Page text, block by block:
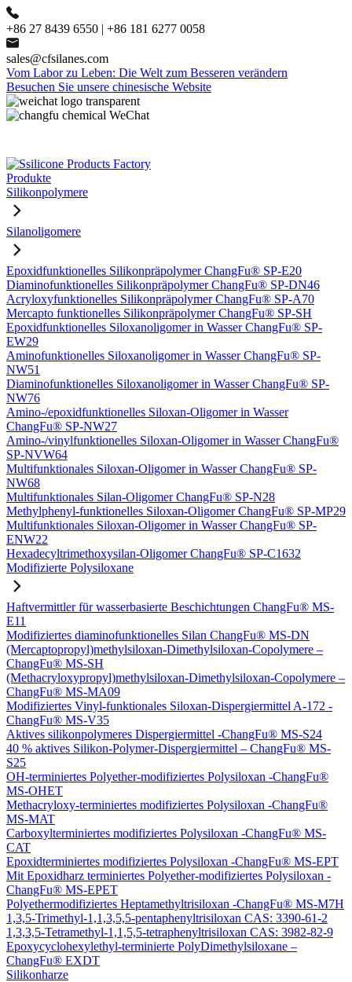
+86 27 8439 6550 | +86 181 6277 0058
sales@cfsilanes.com
Vom Labor zu Leben: Die Welt zum Besseren verändern
Besuchen Sie unsere chinesische Website
Produkte
Silikonpolymere
Silanoligomere
Epoxidfunktionelles Silikonpräpolymer ChangFu® SP-E20
Diaminofunktionelles Silikonpräpolymer ChangFu® SP-DN46
Acryloxyfunktionelles Silikonpräpolymer ChangFu® SP-A70
Mercapto funktionelles Silikonpräpolymer ChangFu® SP-SH
Epoxidfunktionelles Siloxanoligomer in Wasser ChangFu® SP-
EW29
Aminofunktionelles Siloxanoligomer in Wasser ChangFu® SP-
NW51
Diaminofunktionelles Siloxanoligomer in Wasser ChangFu® SP-
NW76
Amino-/epoxidfunktionelles Siloxan-Oligomer in Wasser
ChangFu® SP-NW27
Amino-/vinylfunktionelles Siloxan-Oligomer in Wasser ChangFu®
SP-NVW64
Multifunktionales Siloxan-Oligomer in Wasser ChangFu® SP-
NW68
Multifunktionales Silan-Oligomer ChangFu® SP-N28
Methylphenyl-funktionelles Siloxan-Oligomer ChangFu® SP-MP29
Multifunktionales Siloxan-Oligomer in Wasser ChangFu® SP-
ENW22
Hexadecyltrimethoxysilan-Oligomer ChangFu® SP-C1632
Modifizierte Polysiloxane
Haftvermittler für wasserbasierte Beschichtungen ChangFu® MS-
E11
Modifiziertes diaminofunktionelles Silan ChangFu® MS-DN
(Mercaptopropyl)methylsiloxan-Dimethylsiloxan-Copolymere –
ChangFu® MS-SH
(Methacryloxypropyl)methylsiloxan-Dimethylsiloxan-Copolymere –
ChangFu® MS-MA09
Modifiziertes Vinyl-funktionales Siloxan-Dispergiermittel A-172 -
ChangFu® MS-V35
Aktives silikonpolymeres Dispergiermittel -ChangFu® MS-S24
40 % aktives Silikon-Polymer-Dispergiermittel – ChangFu® MS-
S25
OH-terminiertes Polyether-modifiziertes Polysiloxan -ChangFu®
MS-OHET
Methacryloxy-terminiertes modifiziertes Polysiloxan -ChangFu®
MS-MAT
Carboxylterminiertes modifiziertes Polysiloxan -ChangFu® MS-
CAT
Epoxidterminiertes modifiziertes Polysiloxan -ChangFu® MS-EPT
Mit Epoxidharz terminiertes Polyether-modifiziertes Polysiloxan -
ChangFu® MS-EPET
Polyethermodifiziertes Heptamethyltrisiloxan -ChangFu® MS-M7H
1,3,5-Trimethyl-1,1,3,5,5-pentaphenyltrisiloxan CAS: 3390-61-2
1,3,3,5-Tetramethyl-1,1,5,5-tetraphenyltrisiloxan CAS: 3982-82-9
Epoxycyclohexylethyl-terminierte PolyDimethylsiloxane –
ChangFu® EXDT
Silikonharze